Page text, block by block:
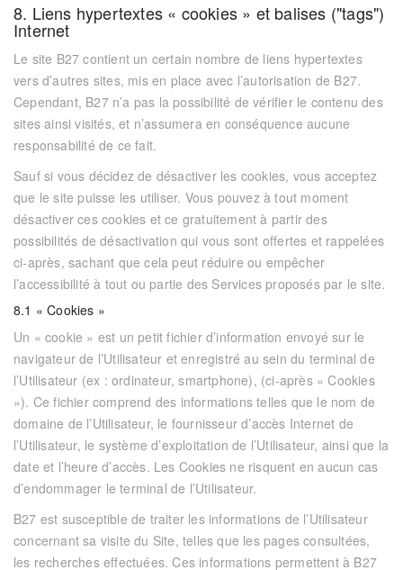
8. Liens hypertextes « cookies » et balises ("tags")
Internet
Le site B27 contient un certain nombre de liens hypertextes
vers d’autres sites, mis en place avec l’autorisation de B27.
Cependant, B27n’a pas la possibilité de vérifier le contenu des
sites ainsi visités, et n’assumera en conséquence aucune
responsabilité de ce fait.
Sauf si vous décidez de désactiver les cookies, vous acceptez
que le site puisse les utiliser. Vous pouvez à tout moment
désactiver ces cookies et ce gratuitement à partir des
possibilités de désactivation qui vous sont offertes et rappelées
ci-après, sachant que cela peut réduire ou empêcher
l’accessibilité à tout ou partie des Services proposés par le site.
8.1 « Cookies »
Un « cookie » est un petit fichier d’information envoyé sur le
navigateur de l’Utilisateur et enregistré au sein du terminal de
l’Utilisateur (ex : ordinateur, smartphone), (ci-après « Cookies
»). Ce fichier comprend des informations telles que le nom de
domaine de l’Utilisateur, le fournisseur d’accès Internet de
l’Utilisateur, le système d’exploitation de l’Utilisateur, ainsi que la
date et l’heure d’accès. Les Cookies ne risquent en aucun cas
d’endommager le terminal de l’Utilisateur.
B27 est susceptible de traiter les informations de l’Utilisateur
concernant sa visite du Site, telles que les pages consultées,
les recherches effectuées. Ces informations permettent à B27